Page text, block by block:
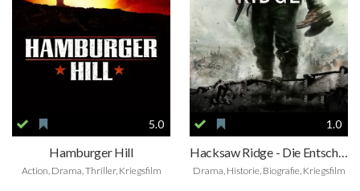
5.0
Hamburger Hill
Action, Drama, Thriller, Kriegsfilm
1.0
Hacksaw Ridge - Die Entscheidung
Drama, Historie, Biografie, Kriegsfilm